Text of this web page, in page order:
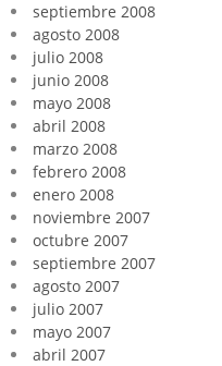
septiembre 2008
agosto 2008
julio 2008
junio 2008
mayo 2008
abril 2008
marzo 2008
febrero 2008
enero 2008
noviembre 2007
octubre 2007
septiembre 2007
agosto 2007
julio 2007
mayo 2007
abril 2007